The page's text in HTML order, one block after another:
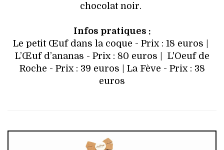
chocolat noir.
Infos pratiques :
Le petit Œuf dans la coque - Prix : 18 euros |
L’Œuf d’ananas - Prix : 80 euros |
L'Oeuf de
Roche - Prix : 39 euros | La Fève - Prix : 38
euros